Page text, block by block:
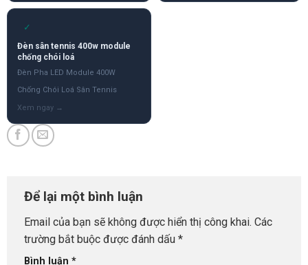
✓
Đèn sân tennis 400w module
chống chói loá
Đèn Pha LED Module 400W
Chống Chói Loá Sân Tennis
Để lại một bình luận
Email của bạn sẽ không được hiển thị công khai. Các
trường bắt buộc được đánh dấu *
Bình luận *